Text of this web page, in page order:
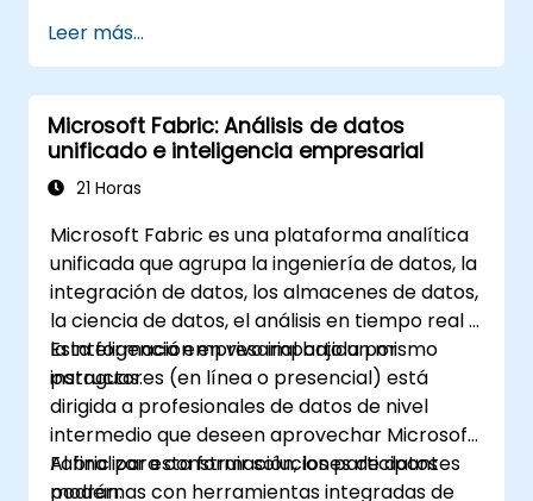
Colaborar en tiempo real utilizando
Google Sheets para un trabajo en equipo
sin interrupciones.
Crear plantillas reutilizables para
informes, seguimiento y gestión de
proyectos.
Leer más...
Microsoft Fabric: Análisis de datos
unificado e inteligencia empresarial
21 Horas
Microsoft Fabric es una plataforma analítica
unificada que agrupa la ingeniería de datos, la
integración de datos, los almacenes de datos,
la ciencia de datos, el análisis en tiempo real y
la inteligencia empresarial bajo un mismo
paraguas.
Esta formación en vivo impartida por
instructores (en línea o presencial) está
dirigida a profesionales de datos de nivel
intermedio que deseen aprovechar Microsoft
Fabric para construir soluciones de datos
modernas con herramientas integradas de
Al finalizar esta formación, los participantes
podrán: